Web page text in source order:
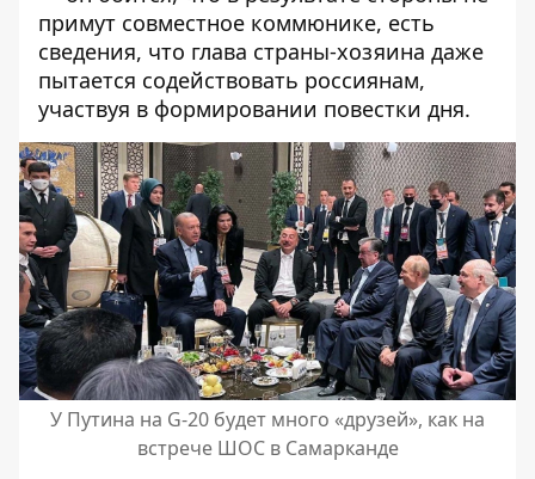
примут совместное коммюнике, есть
сведения, что глава страны-хозяина даже
пытается содействовать россиянам,
участвуя в формировании повестки дня.
У Путина на G-20 будет много «друзей», как на
встрече ШОС в Самарканде